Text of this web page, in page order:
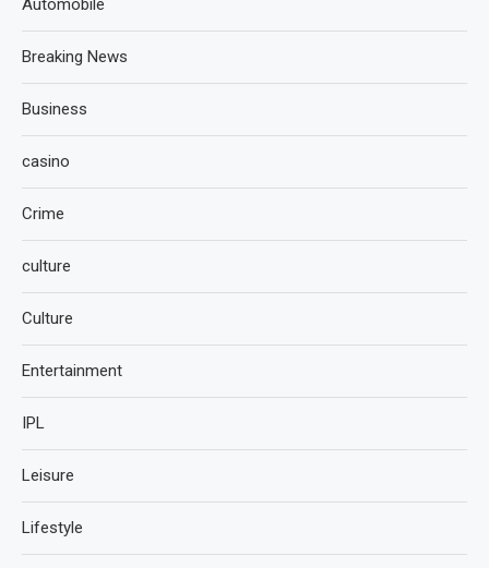
Breaking News
Business
casino
Crime
culture
Culture
Entertainment
IPL
Leisure
Lifestyle